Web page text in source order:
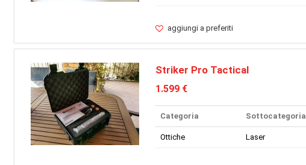
aggiungi a preferiti
Striker Pro Tactical
1.599 €
Categoria Sottocategoria
Ottiche Laser